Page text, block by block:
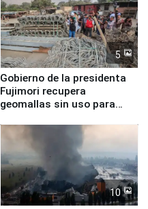
5
Gobierno de la presidenta
Fujimori recupera
geomallas sin uso para
Fenómeno El Niño
10